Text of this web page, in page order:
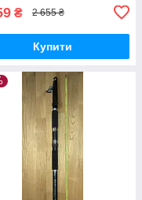
₴ 2 655 ₴
Купити